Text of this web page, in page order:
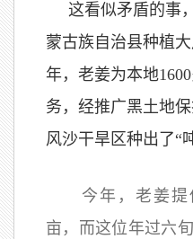
这看似矛盾的事
蒙古族自治县种植
年，老姜为本地
务，经推广黑土地
风沙干旱区种出了“
今年，老姜提
亩，而这位年过六